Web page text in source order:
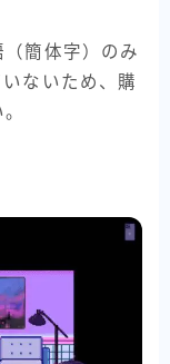
簡体字）のみ
ないため、購